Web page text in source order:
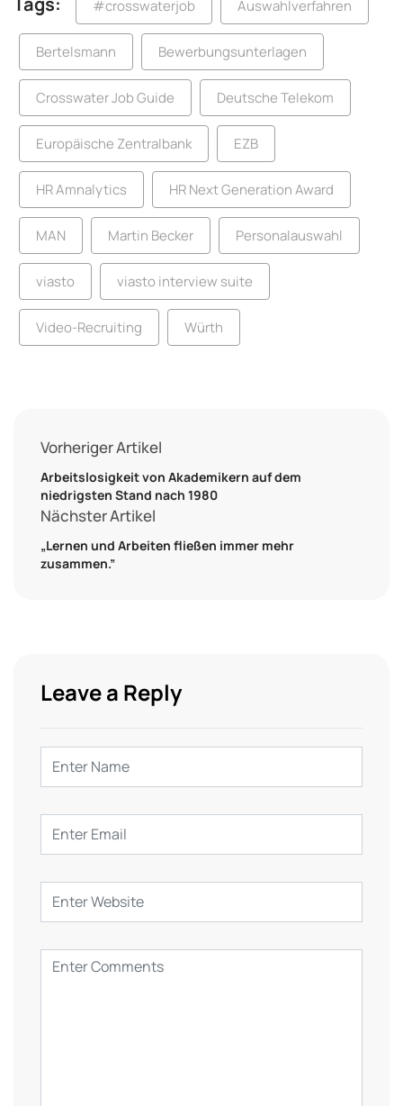
#crosswaterjob Auswahlverfahren
Bertelsmann Bewerbungsunterlagen
Crosswater Job Guide Deutsche Telekom
Europäische Zentralbank EZB
HR Amnalytics HR Next Generation Award
MAN Martin Becker Personalauswahl
viasto viasto interview suite
Video-Recruiting Würth
Vorheriger Artikel
Arbeitslosigkeit von Akademikern auf dem
niedrigsten Stand nach 1980
Nächster Artikel
„Lernen und Arbeiten fließen immer mehr
zusammen.”
Leave a Reply